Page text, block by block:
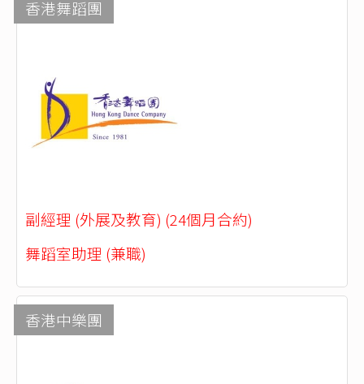
香港舞蹈團
副經理 (外展及教育) (24個月合約)
舞蹈室助理 (兼職)
香港中樂團